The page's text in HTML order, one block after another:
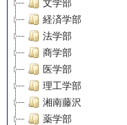
文学部
経済学部
法学部
商学部
医学部
理工学部
湘南藤沢
薬学部